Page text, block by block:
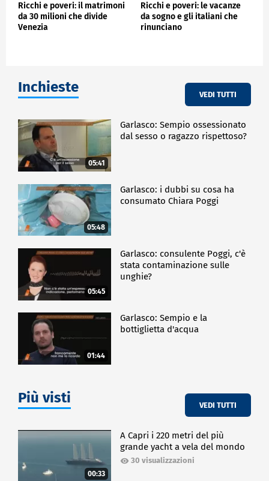
Ricchi e poveri: il matrimoni
da 30 milioni che divide
Venezia
Ricchi e poveri: le vacanze
da sogno e gli italiani che
rinunciano
Inchieste VEDI TUTTI
05:41
Garlasco: Sempio ossessionato
dal sesso o ragazzo rispettoso?
05:48
Garlasco: i dubbi su cosa ha
consumato Chiara Poggi
05:45
Garlasco: consulente Poggi, c'è
stata contaminazione sulle
unghie?
01:44
Garlasco: Sempio e la
bottiglietta d'acqua
Più visti VEDI TUTTI
00:33
A Capri i 220 metri del più
grande yacht a vela del mondo
30 visualizzazioni